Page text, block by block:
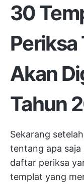
30
Periksa
Akan
Tahun
Sekarang
tentang apa saja
daftar periksa
templat yang